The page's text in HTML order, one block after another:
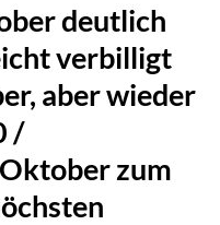
deutlich
verbilligt
aber wieder
/
zum